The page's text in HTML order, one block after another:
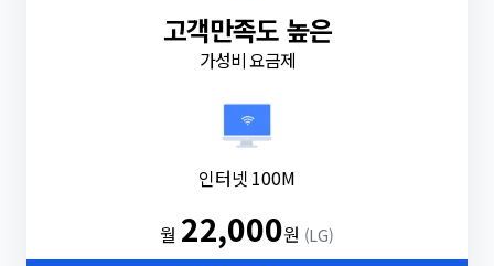
고객만족도 높은
가성비 요금제
인터넷 100M
월 22,000원 (LG)